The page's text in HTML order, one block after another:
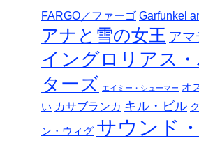
FARGO／ファーゴ Garfunkel
アナと雪の女王 アマ
イングロリアス
ターズ エイミー・シューマー オ
い カサブランカ キル・ビル
ン・ウィグ サウンド